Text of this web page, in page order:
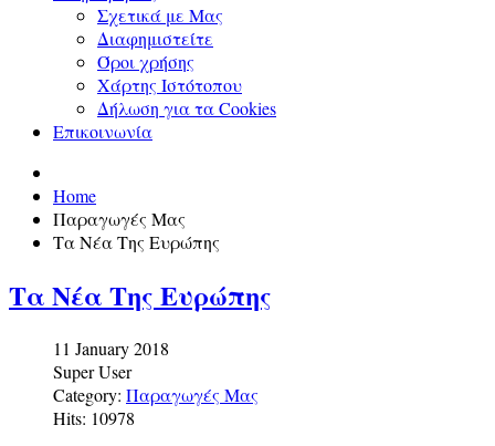
Σχετικά με Μας
Διαφημιστείτε
Όροι χρήσης
Χάρτης Ιστότοπου
Δήλωση για τα Cookies
Επικοινωνία
Home
Παραγωγές Μας
Τα Νέα Της Ευρώπης
Τα Νέα Της Ευρώπης
11 January 2018
Super User
Category: Παραγωγές Μας
Hits: 10978